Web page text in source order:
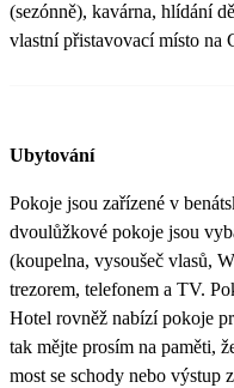
(sezónně), kavárna, hlídání
vlastní přistavovací místo na
Ubytování
Pokoje jsou zařízené v
dvoulůžkové pokoje jsou
(koupelna, vysoušeč vlasů,
trezorem, telefonem a TV.
Hotel rovněž nabízí pokoje
tak mějte prosím na paměti,
most se schody nebo výstup